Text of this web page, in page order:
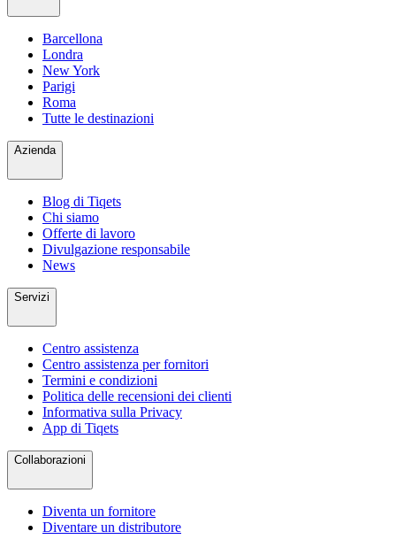
Barcellona
Londra
New York
Parigi
Roma
Tutte le destinazioni
Azienda
Blog di Tiqets
Chi siamo
Offerte di lavoro
Divulgazione responsabile
News
Servizi
Centro assistenza
Centro assistenza per fornitori
Termini e condizioni
Politica delle recensioni dei clienti
Informativa sulla Privacy
App di Tiqets
Collaborazioni
Diventa un fornitore
Diventare un distributore